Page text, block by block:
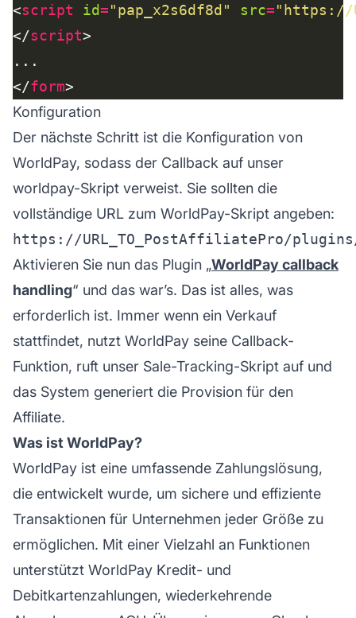
<script id="pap_x2s6df8d" src="https://
</script
</form
Konfiguration
Der nächste Schritt ist die Konfiguration von
WorldPay, sodass der Callback auf unser
worldpay-Skript verweist. Sie sollten die
vollständige URL zum WorldPay-Skript angeben:
https://URL_TO_PostAffiliatePro/
Aktivieren Sie nun das Plugin „WorldPay callback
handling“ und das war’s. Das ist alles, was
erforderlich ist. Immer wenn ein Verkauf
stattfindet, nutzt WorldPay seine Callback-
Funktion, ruft unser Sale-Tracking-Skript auf und
das System generiert die Provision für den
Affiliate.
Was ist WorldPay?
WorldPay ist eine umfassende Zahlungslösung,
die entwickelt wurde, um sichere und effiziente
Transaktionen für Unternehmen jeder Größe zu
ermöglichen. Mit einer Vielzahl an Funktionen
unterstützt WorldPay Kredit- und
Debitkartenzahlungen, wiederkehrende